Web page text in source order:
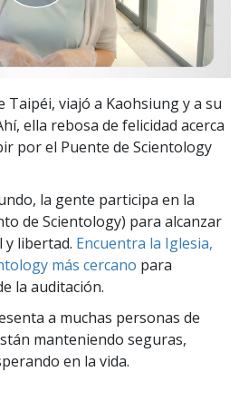
Taipéi, viajó a Kaohsiung y a su
ella rebosa de felicidad acerca
por el Puente de Scientology
la gente participa en la
de Scientology) para alcanzar
y libertad. Encuentra la Iglesia,
más cercano para
la auditación.
a muchas personas de
manteniendo seguras,
en la vida.